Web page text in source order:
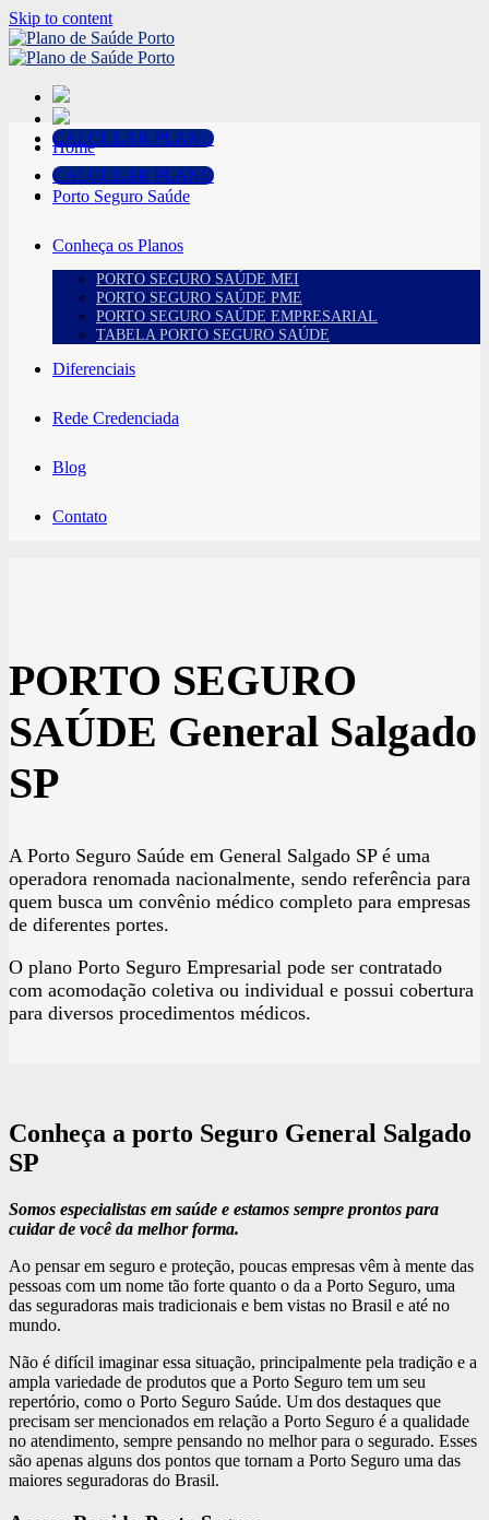
Skip to content
CALCULAR PLANO
CALCULAR PLANO
Home
Porto Seguro Saúde
Conheça os Planos
PORTO SEGURO SAÚDE MEI
PORTO SEGURO SAÚDE PME
PORTO SEGURO SAÚDE EMPRESARIAL
TABELA PORTO SEGURO SAÚDE
Diferenciais
Rede Credenciada
Blog
Contato
PORTO SEGURO
SAÚDE General Salgado
SP
A Porto Seguro Saúde em General Salgado SP é uma
operadora renomada nacionalmente, sendo referência para
quem busca um convênio médico completo para empresas
de diferentes portes.
O plano Porto Seguro Empresarial pode ser contratado
com acomodação coletiva ou individual e possui cobertura
para diversos procedimentos médicos.
Conheça a porto Seguro General Salgado
SP
Somos especialistas em saúde e estamos sempre prontos para
cuidar de você da melhor forma.
Ao pensar em seguro e proteção, poucas empresas vêm à mente das
pessoas com um nome tão forte quanto o da a Porto Seguro, uma
das seguradoras mais tradicionais e bem vistas no Brasil e até no
mundo.
Não é difícil imaginar essa situação, principalmente pela tradição e a
ampla variedade de produtos que a Porto Seguro tem um seu
repertório, como o Porto Seguro Saúde. Um dos destaques que
precisam ser mencionados em relação a Porto Seguro é a qualidade
no atendimento, sempre pensando no melhor para o segurado. Esses
são apenas alguns dos pontos que tornam a Porto Seguro uma das
maiores seguradoras do Brasil.